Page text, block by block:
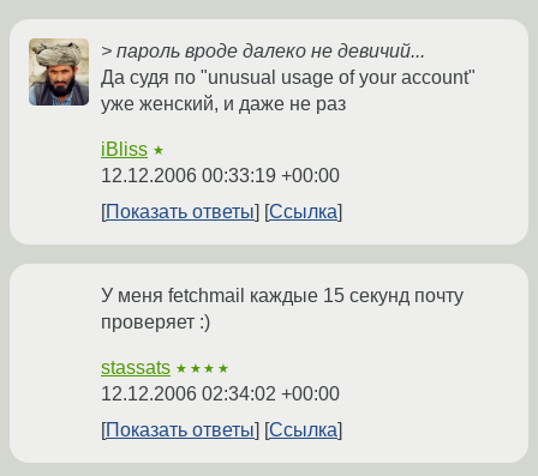
> пароль вроде далеко не девичий...
Да судя по "unusual usage of your account"
уже женский, и даже не раз
iBliss ★
12.12.2006 00:33:19 +00:00
Показать ответы
Ссылка
У меня fetchmail каждые 15 секунд почту
проверяет :)
stassats ★★★★
12.12.2006 02:34:02 +00:00
Показать ответы
Ссылка